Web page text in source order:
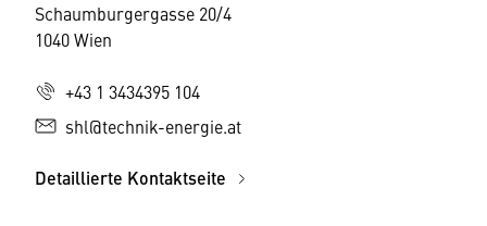
Schaumburgergasse 20/4
1040 Wien
+43 1 3434395 104
shl@technik-energie.at
Detaillierte Kontaktseite